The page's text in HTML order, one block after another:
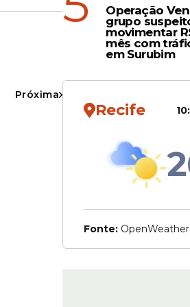
Próxima
Operação
grupo
movimentar
mês com
em Surubim
Recife
Fonte: OpenWeather